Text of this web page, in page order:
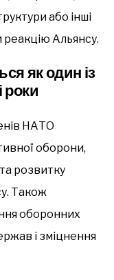
або інші
реакцію Альянсу.
як один із
роки
НАТО
оборони,
розвитку
Також
оборонних
і зміцнення